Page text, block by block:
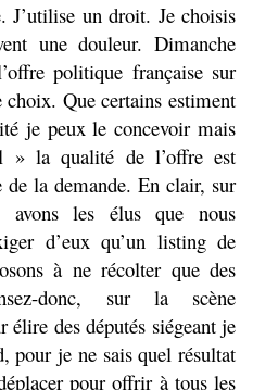
J’utilise un droit. Je choisis
une douleur. Dimanche
politique française sur
Que certains estiment
je peux le concevoir mais
» la qualité de l’offre est
la demande. En clair, sur
avons les élus que nous
d’eux qu’un listing de
à ne récolter que des
donc, sur la scène
élire des députés siégeant je
pour je ne sais quel résultat
pour offrir à tous les